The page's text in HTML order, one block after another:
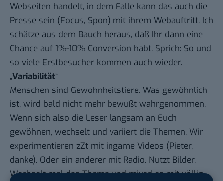
Webseiten handelt, in dem Falle kann das auch die
Presse sein (Focus, Spon) mit ihrem Webauftritt. Ich
schätze aus dem Bauch heraus, daß Ihr dann eine
Chance auf 1%-10% Conversion habt. Sprich: So und
so viele Erstbesucher kommen auch wieder.
„Variabilität“
Menschen sind Gewohnheitstiere. Was gewöhnlich
ist, wird bald nicht mehr bewußt wahrgenommen.
Wenn sich also die Leser langsam an Euch
gewöhnen, wechselt und variiert die Themen. Wir
experimentieren zZt mit ingame Videos (Pieter,
danke). Oder ein anderer mit Radio. Nutzt Bilder.
Wechselt mal das Thema und mixed es mit völlig